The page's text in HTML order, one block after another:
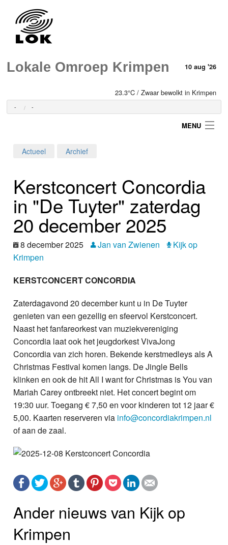
Lokale Omroep Krimpen 10 aug '26
23.3°C / Zwaar bewolkt in Krimpen
- -
MENU
Home
Programma's
Nieuws
Foto's
Video
Webcam
Vacatures
Info
Actueel Archief
Kerstconcert Concordia
in "De Tuyter" zaterdag
20 december 2025
8 december 2025 Jan van Zwienen
Kijk op
Krimpen
KERSTCONCERT CONCORDIA
Zaterdagavond 20 december kunt u in De Tuyter
genieten van een gezellig en sfeervol Kerstconcert.
Naast het fanfareorkest van muziekvereniging
Concordia laat ook het jeugdorkest VivaJong
Concordia van zich horen. Bekende kerstmedleys als A
Christmas Festival komen langs. De Jingle Bells
klinken en ook de hit All I want for Christmas is You van
Mariah Carey ontbreekt niet. Het concert begint om
19:30 uur. Toegang € 7,50 en voor kinderen tot 12 jaar €
5,00. Kaarten reserveren via info@concordiakrimpen.nl
of aan de zaal.
Ander nieuws van Kijk op
Krimpen